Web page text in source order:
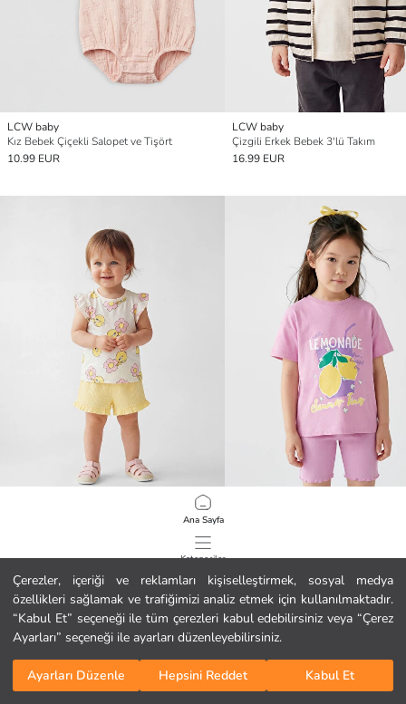
Çerezler, içeriği ve reklamları kişiselleştirmek, sosyal medya
özellikleri sağlamak ve trafiğimizi analiz etmek için kullanılmaktadır.
“Kabul Et” seçeneği ile tüm çerezleri kabul edebilirsiniz veya “Çerez
Ayarları” seçeneği ile ayarları düzenleyebilirsiniz.
Ayarları Düzenle Hepsini Reddet Kabul Et
Ana Sayfa
Kategoriler
Sepetim
LCW baby
Kız Bebek Çiçekli Salopet ve Tişört
10.99 EUR
LCW baby
Çizgili Erkek Bebek 3'lü Takım
16.99 EUR
Tweety Baskılı Kız Bebek Şort ve Tişört
593